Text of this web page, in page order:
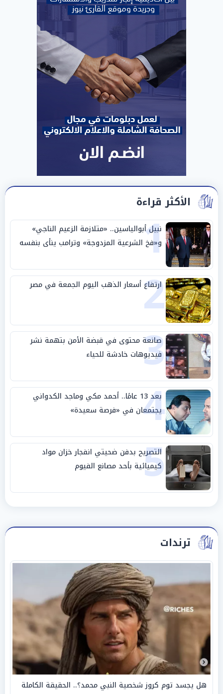
الأكثر قراءة
1
نبيل أبوالياسين.. «متلازمة الزعيم الناجي»
و«فخ الشرعية المزدوجة» وترامب ينأى بنفسه
وحليفه في «ميتم استراتيجي»
2
ارتفاع أسعار الذهب اليوم الجمعة في مصر
3
صانعة محتوى في قبضة الأمن بتهمة نشر
فيديوهات خادشة للحياء
4 بعد 13 عامًا.. أحمد مكي وماجد الكدواني
يجتمعان في «فرصة سعيدة»
5
التصريح بدفن ضحيتي انفجار خزان مواد
كيميائية بأحد مصانع الفيوم
ترندات
هل يجسد توم كروز شخصية النبي محمد؟.. الحقيقة الكاملة